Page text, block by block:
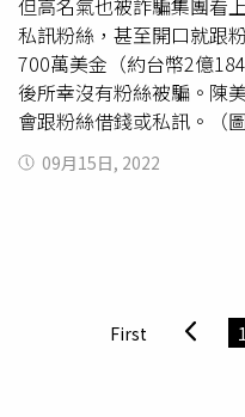
磊微博）
但高名氣也被詐騙集團看
私訊粉絲，甚至開口就跟
700萬美金（約台幣2億
後所幸沒有粉絲被騙。陳
會跟粉絲借錢或私訊。（
（15）日在社群網站上貼
用她的照片做了假帳號來
不是台灣人，冒名的人叫
能是從英文直接翻譯過去
09月15日, 2022
First 1